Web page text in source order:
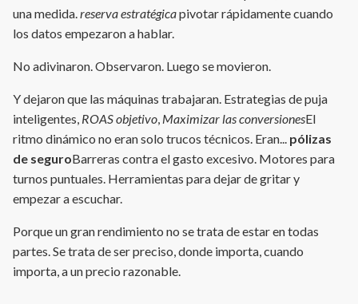
una medida.reserva estratégicapivotar rápidamente cuando
los datos empezaron a hablar.
No adivinaron. Observaron. Luego se movieron.
Y dejaron que las máquinas trabajaran. Estrategias de puja
inteligentes, ROAS objetivo, Maximizar las conversionesEl
ritmo dinámico no eran solo trucos técnicos. Eran... pólizas
de seguroBarreras contra el gasto excesivo. Motores para
turnos puntuales. Herramientas para dejar de gritar y
empezar a escuchar.
Porque un gran rendimiento no se trata de estar en todas
partes. Se trata de ser preciso, donde importa, cuando
importa, a un precio razonable.